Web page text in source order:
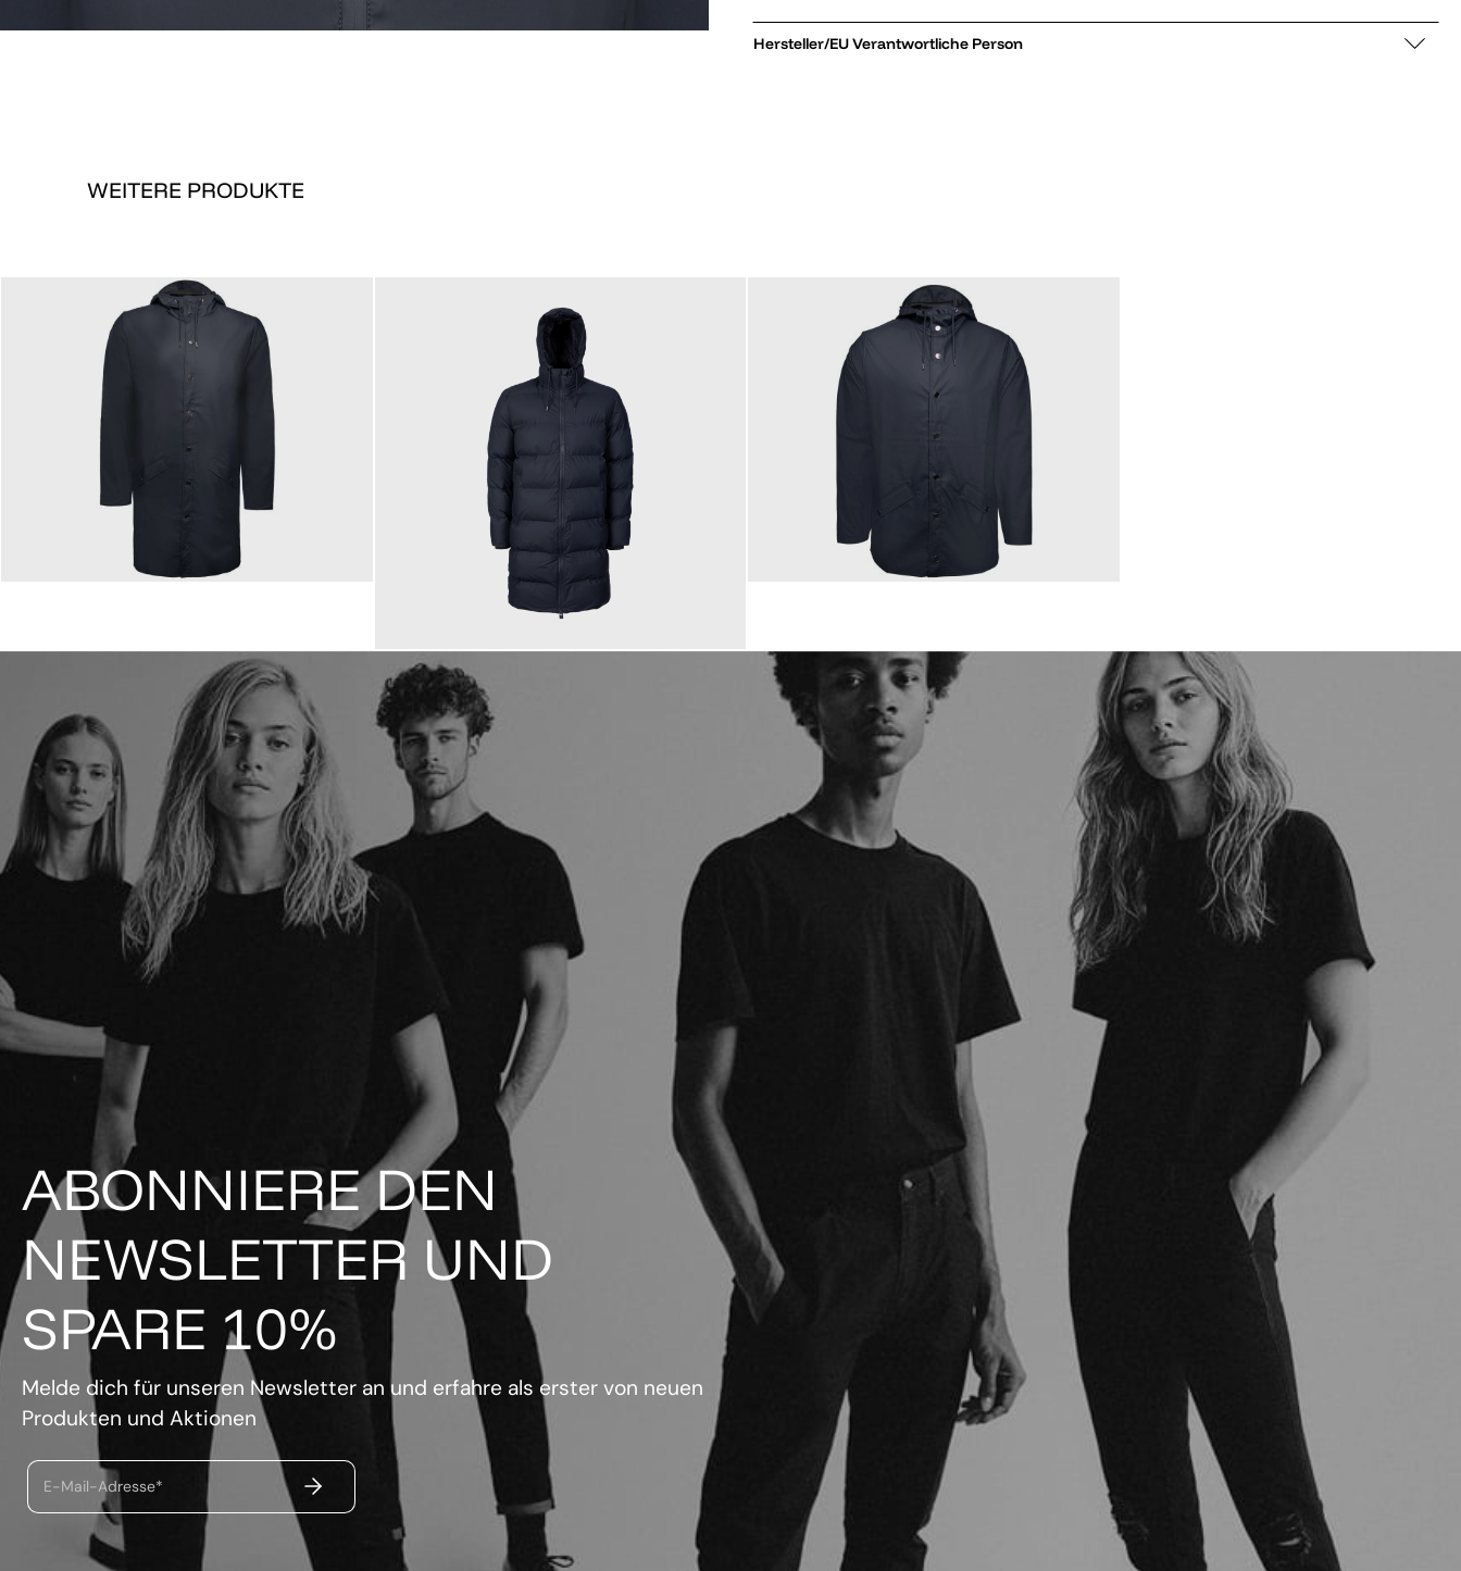
Hersteller/EU Verantwortliche Person
WEITERE PRODUKTE
80,00 €
ABONNIERE DEN
NEWSLETTER UND
SPARE 10%
Melde dich für unseren Newsletter an und erfahre als erster von neuen
Produkten und Aktionen
E-Mail-Adresse*